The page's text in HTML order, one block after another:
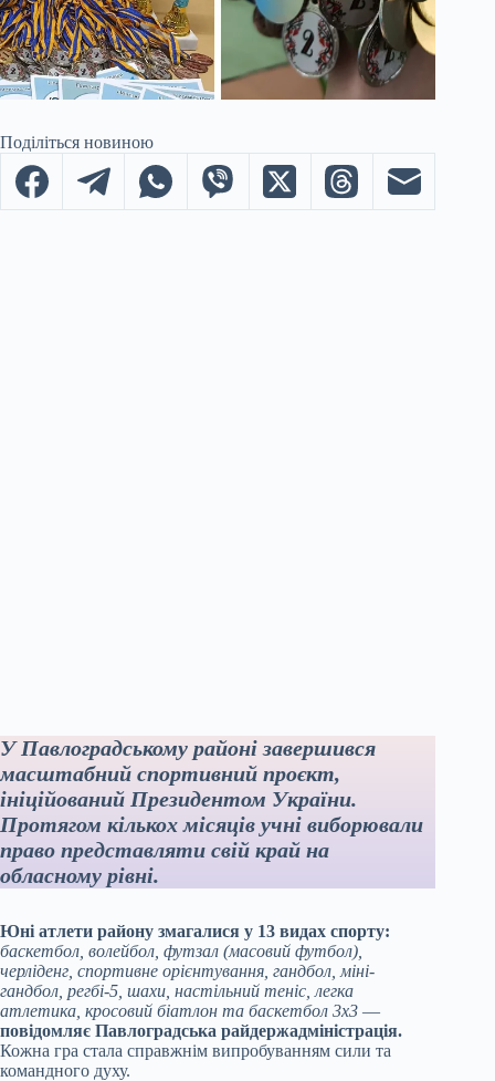
Поділіться новиною
У Павлоградському районі завершився
масштабний спортивний проєкт,
ініційований Президентом України.
Протягом кількох місяців учні виборювали
право представляти свій край на
обласному рівні.
Юні атлети району змагалися у 13 видах спорту:
баскетбол, волейбол, футзал (масовий футбол),
черліденг, спортивне орієнтування, гандбол, міні-
гандбол, регбі-5, шахи, настільний теніс, легка
атлетика, кросовий біатлон та баскетбол 3х3 —
повідомляє Павлоградська райдержадміністрація.
Кожна гра стала справжнім випробуванням сили та
командного духу.